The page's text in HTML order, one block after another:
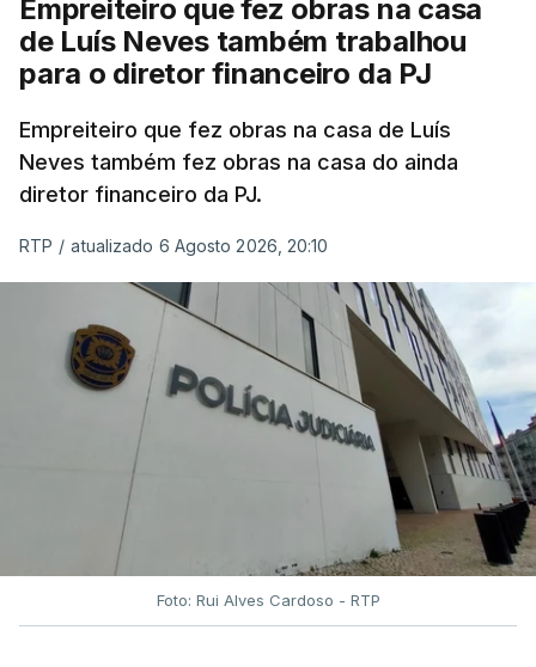
Empreiteiro que fez obras na casa
de Luís Neves também trabalhou
para o diretor financeiro da PJ
Empreiteiro que fez obras na casa de Luís
Neves também fez obras na casa do ainda
diretor financeiro da PJ.
RTP / atualizado 6 Agosto 2026, 20:10
Foto: Rui Alves Cardoso - RTP